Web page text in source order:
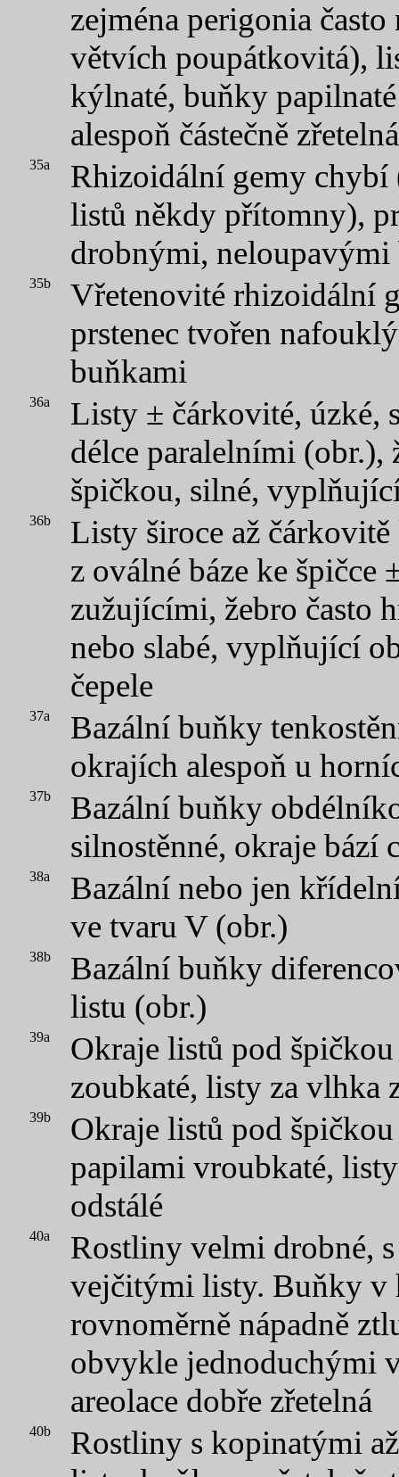
zejména perigonia
větvích poupátkovitá),
kýlnaté, buňky
alespoň částečně zřetelná
35a
Rhizoidální gemy
listů někdy přítomny),
drobnými, neloupavými
35b
Vřetenovité rhizoidální
prstenec tvořen
buňkami
36a
Listy ± čárkovité, úzké,
délce paralelními (obr.),
špičkou, silné,
36b
Listy široce až
z oválné báze ke špičce
zužujícími, žebro často
nebo slabé, vyplňující
čepele
37a
Bazální buňky
okrajích alespoň u
37b
Bazální buňky
silnostěnné, okraje bází
38a
Bazální nebo jen
ve tvaru V (obr.)
38b
Bazální buňky
listu (obr.)
39a
Okraje listů pod
zoubkaté, listy za vlhka
39b
Okraje listů pod
papilami vroubkaté,
odstálé
40a
Rostliny velmi drobné,
vejčitými listy. Buňky v
rovnoměrně nápadně
obvykle jednoduchými
areolace dobře zřetelná
40b
Rostliny s kopinatými